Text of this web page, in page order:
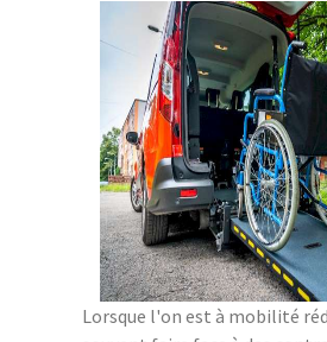
Lorsque l'on est à mobilité